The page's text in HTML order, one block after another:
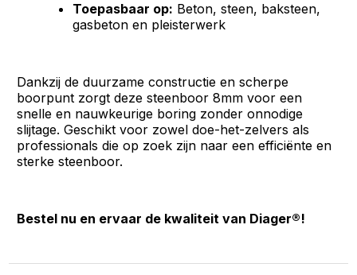
Toepasbaar op: Beton, steen, baksteen,
gasbeton en pleisterwerk
Dankzij de duurzame constructie en scherpe
boorpunt zorgt deze steenboor 8mm voor een
snelle en nauwkeurige boring zonder onnodige
slijtage. Geschikt voor zowel doe-het-zelvers als
professionals die op zoek zijn naar een efficiënte en
sterke steenboor.
Bestel nu en ervaar de kwaliteit van Diager®!